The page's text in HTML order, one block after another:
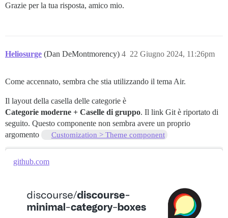
Grazie per la tua risposta, amico mio.
Heliosurge (Dan DeMontmorency) 22 Giugno 2024, 11:26pm
4
Come accennato, sembra che stia utilizzando il tema Air.
Il layout della casella delle categorie è
Categorie moderne + Caselle di gruppo. Il link Git è riportato di
seguito. Questo componente non sembra avere un proprio
argomento
Customization > Theme component
github.com